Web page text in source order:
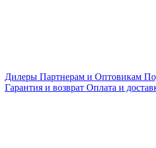
Дилеры Партнерам и Оптовикам
Гарантия и возврат Оплата и